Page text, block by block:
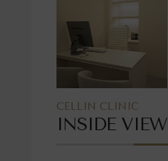
CELLIN CLINIC
INSIDE VIEW